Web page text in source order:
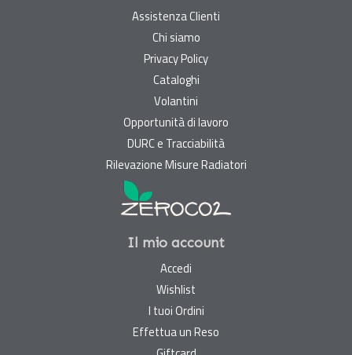
Assistenza Clienti
Chi siamo
Privacy Policy
Cataloghi
Volantini
Opportunità di lavoro
DURC e Tracciabilità
Rilevazione Misure Radiatori
Il mio account
Accedi
Wishlist
I tuoi Ordini
Effettua un Reso